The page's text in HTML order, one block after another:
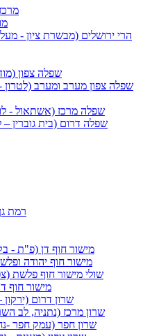
הרי ירושלים (מבשרת ציון -
שפלה צפון
שפלה צפון מערב ומערב (לטרון -
שפלה מרכז (אשתאול -
שפלה דרום (בית גוברין
רמת
מישור חוף דן (פ"ת -
מישור חוף יהודה
שולי מישור חוף פלשת
מישור חוף
שרון דרום
שרון מרכז (נתניה, לב
שרון חפר (עמק חפר -